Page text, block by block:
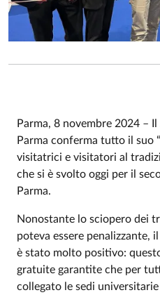
Parma, 8 novembre 2024 –
Parma conferma tutto il suo
visitatrici e visitatori al
che si è svolto oggi per il
Parma.
Nonostante lo sciopero dei
poteva essere penalizzante,
è stato molto positivo:
gratuite garantite che per
collegato le sedi universitarie